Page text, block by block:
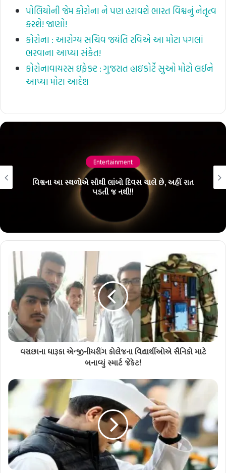
પોલિયોની જેમ કોરોના ને પણ હરાવશે ભારત વિશ્વનું નેતૃત્વ
કરશે! જાણો!
કોરોના : આરોગ્ય સચિવ જયંતિ રવિએ આ મોટા પગલાં
ભરવાના આપ્યા સંકેત!
કોરોનાવાયરસ ઇફેક્ટ : ગુજરાત હાઇકોર્ટે સુઓ મોટો લઈને
આપ્યા મોટા આદેશ
Entertainment
વિશ્વના આ સ્થળોએ સૌથી લાંબો દિવસ ચાલે છે, અહીં રાત
પડતી જ નથી!!
વરાછાના ધારૂકા એન્જીનીયરીંગ કોલેજના વિદ્યાર્થીઓએ સૈનિકો માટે
બનાવ્યું સ્માર્ટ જેકેટ!